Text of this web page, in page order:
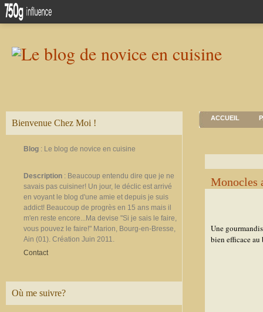
Bienvenue Chez Moi !
Blog : Le blog de novice en cuisine
Description : Beaucoup entendu dire que je ne
savais pas cuisiner! Un jour, le déclic est arrivé
en voyant le blog d'une amie et depuis je suis
addict! Beaucoup de progrès en 15 ans mais il
m'en reste encore...Ma devise "Si je sais le faire,
vous pouvez le faire!" Marion, Bourg-en-Bresse,
Ain (01). Création Juin 2011.
Contact
Où me suivre?
ACCUEIL
Monocles
Une
bien efficace au